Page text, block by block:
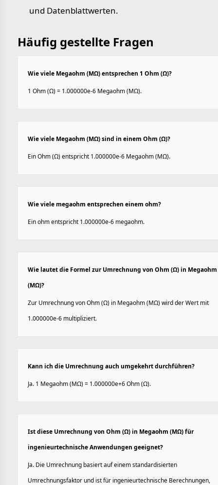
und Datenblattwerten.
Häufig gestellte Fragen
Wie viele Megaohm (MΩ) entsprechen 1 Ohm (Ω)?
1 Ohm (Ω) = 1.000000e-6 Megaohm (MΩ).
Wie viele Megaohm (MΩ) sind in einem Ohm (Ω)?
Ein Ohm (Ω) entspricht 1.000000e-6 Megaohm (MΩ).
Wie viele megaohm entsprechen einem ohm?
Ein ohm entspricht 1.000000e-6 megaohm.
Wie lautet die Formel zur Umrechnung von Ohm (Ω) in Megaohm
(MΩ)?
Zur Umrechnung von Ohm (Ω) in Megaohm (MΩ) wird der Wert mit
1.000000e-6 multipliziert.
Kann ich die Umrechnung auch umgekehrt durchführen?
Ja. 1 Megaohm (MΩ) = 1.000000e+6 Ohm (Ω).
Ist diese Umrechnung von Ohm (Ω) in Megaohm (MΩ) für
ingenieurtechnische Anwendungen geeignet?
Ja. Die Umrechnung basiert auf einem standardisierten
Umrechnungsfaktor und ist für ingenieurtechnische Berechnungen,